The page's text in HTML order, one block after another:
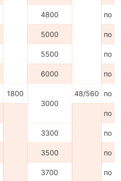
4800 по
5000 по
5500 по
6000 по
1800
3000
48/560 по
по
3300 по
3500 по
3700 по